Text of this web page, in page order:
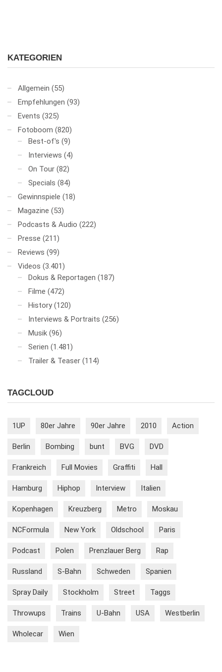
KATEGORIEN
Allgemein (55)
Empfehlungen (93)
Events (325)
Fotoboom (820)
Best-of's (9)
Interviews (4)
On Tour (82)
Specials (84)
Gewinnspiele (18)
Magazine (53)
Podcasts & Audio (222)
Presse (211)
Reviews (99)
Videos (3.401)
Dokus & Reportagen (187)
Filme (472)
History (120)
Interviews & Portraits (256)
Musik (96)
Serien (1.481)
Trailer & Teaser (114)
TAGCLOUD
1UP 80er Jahre 90er Jahre 2010 Action
Berlin Bombing bunt BVG DVD
Frankreich Full Movies Graffiti Hall
Hamburg Hiphop Interview Italien
Kopenhagen Kreuzberg Metro Moskau
NCFormula New York Oldschool Paris
Podcast Polen Prenzlauer Berg Rap
Russland S-Bahn Schweden Spanien
Spray Daily Stockholm Street Taggs
Throwups Trains U-Bahn USA Westberlin
Wholecar Wien